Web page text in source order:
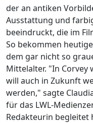
der an antiken
Ausstattung und
beeindruckt, die im
So bekommen
dem gar nicht so
Mittelalter. "In Corvey
will auch in Zukunft
werden," sagte
für das LWL-
Redakteurin begleitet